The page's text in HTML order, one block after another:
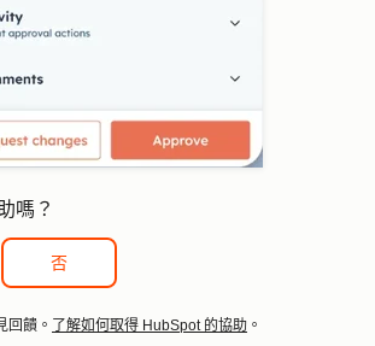
嗎？
否
回饋。 了解如何取得 HubSpot 的協助 。